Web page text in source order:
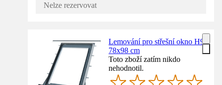
Nelze rezervovat
Lemování pro střešní okno H9
78x98 cm
Toto zboží zatím nikdo
nehodnotil.